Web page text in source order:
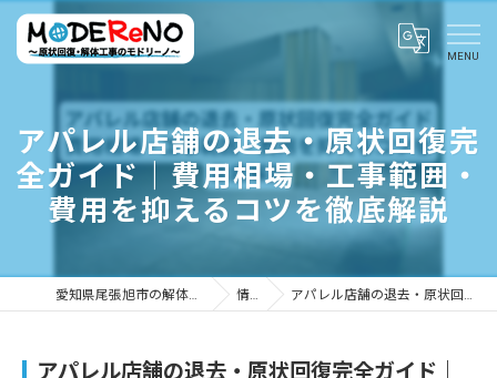
アパレル店舗の退去・原状回復完
全ガイド｜費用相場・工事範囲・
費用を抑えるコツを徹底解説
愛知県尾張旭市の解体ならMODEReNO ～原状回復・解体工事のモドリーノ～ 情報ブログ アパレル店舗の退去・原状回復完全ガイド｜費用相場・工事範囲・費用を抑えるコツを徹底解説